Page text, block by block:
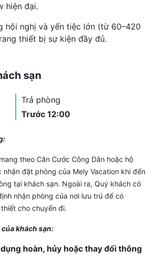
hiện đại.
hội nghị và yến tiệc lớn (từ 60–420
thiết bị sự kiện đầy đủ.
sạn
Trả phòng
Trước 12:00
theo Căn Cước Công Dân hoặc hộ
nhận đặt phòng của Mely Vacation khi đến
tại khách sạn. Ngoài ra, Quý khách có
nhận phòng của nơi lưu trú để có
cho chuyến đi.
khách sạn:
hoàn, hủy hoặc thay đổi thông